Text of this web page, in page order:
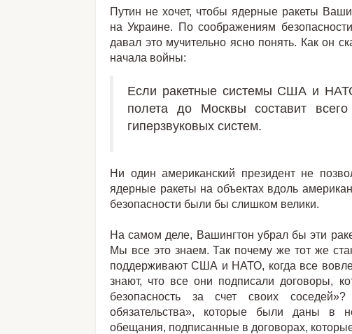
Путин не хочет, чтобы ядерные ракеты
на Украине. По соображениям
давал это мучительно ясно понять. Как он
начала войны:
Если ракетные системы США и
полета до Москвы составит
гиперзвуковых систем.
Ни один американский президент не
ядерные ракеты на объектах вдоль
безопасности были бы слишком велики.
На самом деле, Вашингтон убрал бы эти
Мы все это знаем. Так почему же тот же
поддерживают США и НАТО, когда все
знают, что все они подписали договоры,
безопасность за счет своих
обязательства», которые были даны в
обещания, подписанные в договорах,